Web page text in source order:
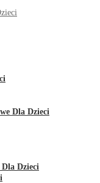
Dla Dzieci
Dla Dzieci